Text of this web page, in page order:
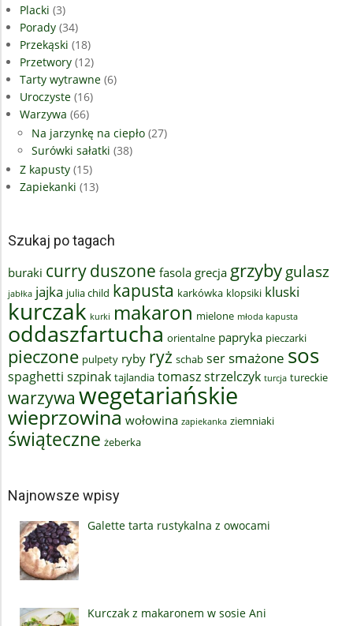
Placki (3)
Porady (34)
Przekąski (18)
Przetwory (12)
Tarty wytrawne (6)
Uroczyste (16)
Warzywa (66)
Na jarzynkę na ciepło (27)
Surówki sałatki (38)
Z kapusty (15)
Zapiekanki (13)
Szukaj po tagach
buraki curryduszone fasola grecja grzyby gulasz
jabłka jajka julia child kapusta karkówka klopsiki kluski
kurczak kurki makaron mielone młoda kapusta
oddaszfartucha orientalne papryka pieczarki
pieczone pulpety ryby ryż schab ser smażone sos
spaghetti szpinak tajlandia tomasz strzelczyk turcja tureckie
warzywa wegetariańskie
wieprzowina wołowina zapiekanka ziemniaki
świąteczne żeberka
Najnowsze wpisy
Galette tarta rustykalna z owocami
Kurczak z makaronem w sosie Ani